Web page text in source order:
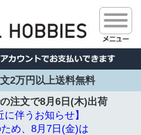
2万円以上送料無料
注文で8月6日(木)出荷
に伴うお知らせ】
め、8月7日(金)は